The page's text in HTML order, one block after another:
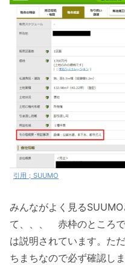
引用；SUUMO
みんながよく見る
て、、、 赤枠のところ
は説明されています。た
ちまちなので必ず確認しま